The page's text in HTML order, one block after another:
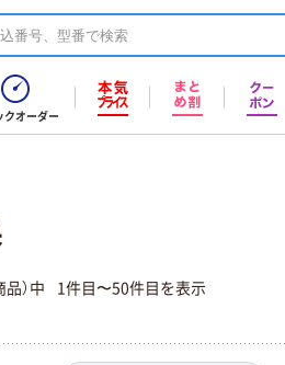
クオーダー
）中 1件目〜50件目を表示